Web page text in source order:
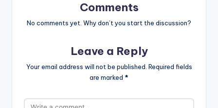
Comments
No comments yet. Why don’t you start the discussion?
Leave a Reply
Your email address will not be published. Required fields
are marked *